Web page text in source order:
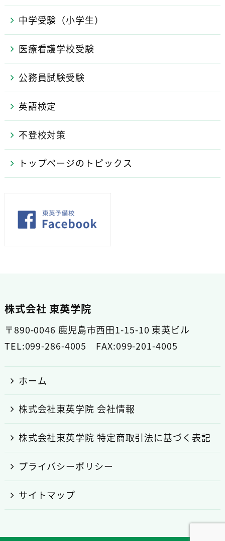
中学受験（小学生）
医療看護学校受験
公務員試験受験
英語検定
不登校対策
トップページのトピックス
株式会社 東英学院
〒890-0046 鹿児島市西田1-15-10 東英ビル
TEL:099-286-4005 FAX:099-201-4005
ホーム
株式会社東英学院 会社情報
株式会社東英学院 特定商取引法に基づく表記
プライバシーポリシー
サイトマップ